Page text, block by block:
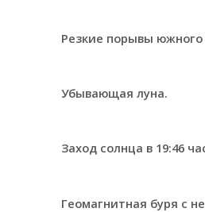
Резкие порывы южного
Убывающая луна.
Заход солнца в 19:46
Геомагнитная буря с